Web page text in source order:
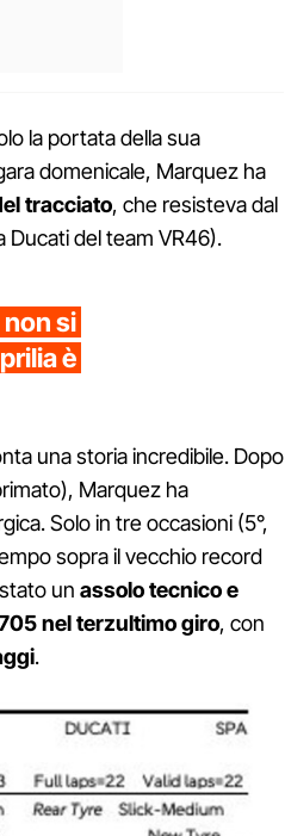
la portata della sua
domenicale, Marquez ha
tracciato, che resisteva dal
Ducati del team VR46).
si
è
una storia incredibile. Dopo
Marquez ha
Solo in tre occasioni (5°,
sopra il vecchio record
un assolo tecnico e
nel terzultimo giro, con
.